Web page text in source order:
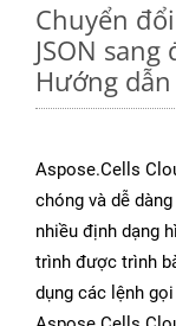
Chuyển
JSON
Hướng
Aspose.Cells
chóng và dễ
nhiều định dạng
trình được trình
dụng các lệnh